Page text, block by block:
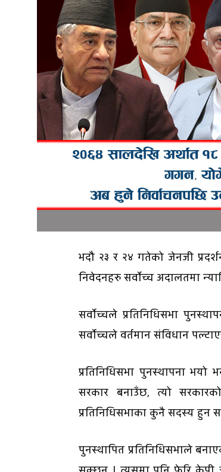
भदौ २३ र २४ गतेको जेनजी
निवेदनहरु सर्वाेच्च अदालतमा
सर्वाेच्चले प्रतिनिधिसभा
सर्वाेच्चले वर्तमान संविधान
प्रतिनिधिसभा पुनस्थापना
सरकार बनाउँछ, त्यो
प्रतिनिधिसभाका कुनै सदस्य हुन
पुनस्थापित प्रतिनिधिसभाले